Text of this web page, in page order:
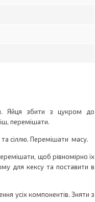
Яйця збити з цукром до
перемішати.
сіллю. Перемішати масу.
щоб рівномірно їх
для кексу та поставити в
усіх компонентів. Зняти з